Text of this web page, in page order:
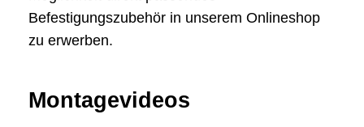
Befestigungszubehör in unserem Onlineshop
zu erwerben.
Montagevideos